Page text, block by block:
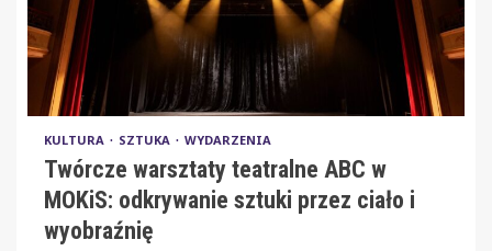
KULTURA SZTUKA WYDARZENIA
Twórcze warsztaty teatralne ABC w
MOKiS: odkrywanie sztuki przez ciało i
wyobraźnię